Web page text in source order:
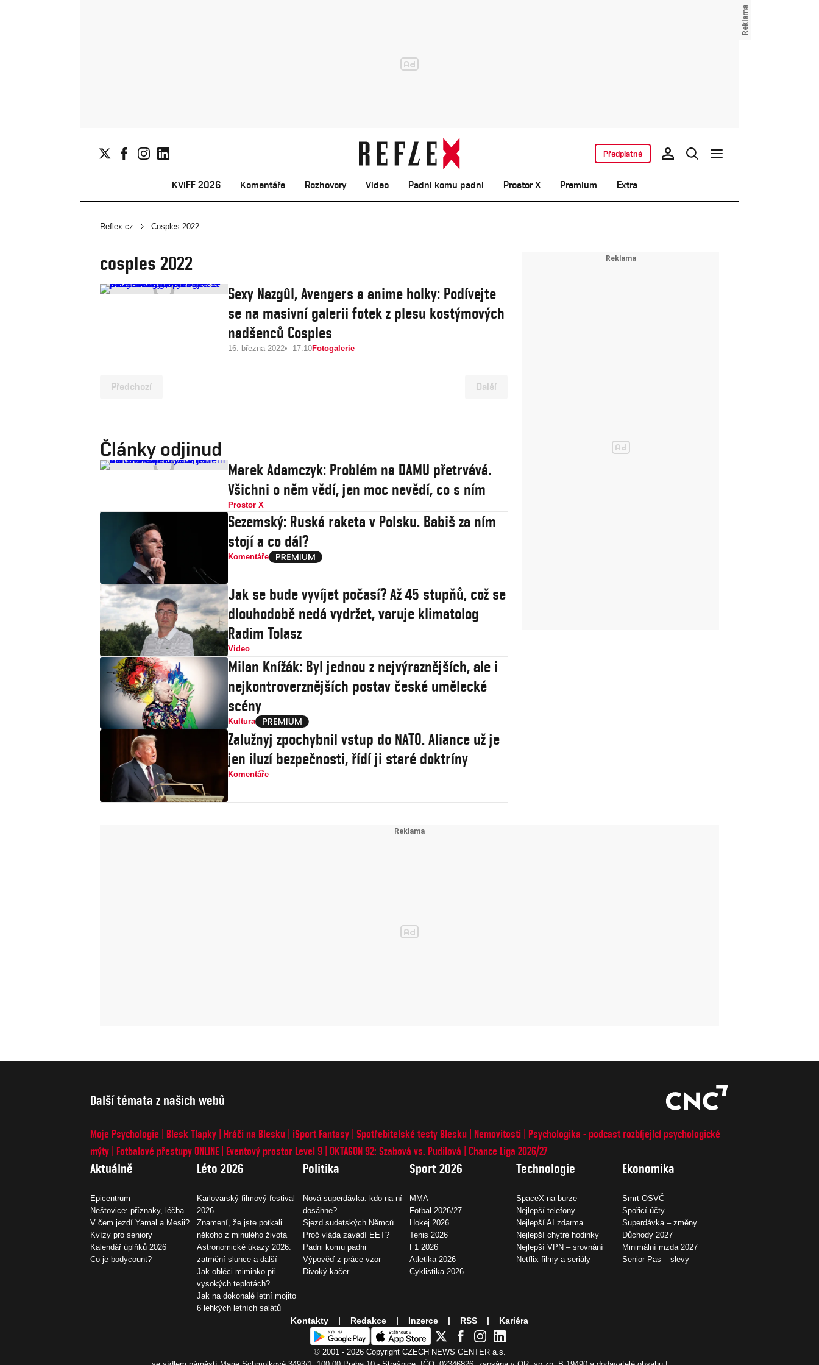
KVIFF 2026 Komentáře Rozhovory Video Padni komu padni Prostor X Premium Extra
Předplatné
Reflex.cz Cosples 2022
cosples 2022
Sexy Nazgûl, Avengers a anime holky: Podívejte
se na masivní galerii fotek z plesu kostýmových
nadšenců Cosples
16. března 2022 17:10Fotogalerie
Předchozí Další
Články odjinud
Marek Adamczyk: Problém na DAMU přetrvává.
Všichni o něm vědí, jen moc nevědí, co s ním
Prostor X
Sezemský: Ruská raketa v Polsku. Babiš za ním
stojí a co dál?
Komentáře
Jak se bude vyvíjet počasí? Až 45 stupňů, což se
dlouhodobě nedá vydržet, varuje klimatolog
Radim Tolasz
Video
Milan Knížák: Byl jednou z nejvýraznějších, ale i
nejkontroverznějších postav české umělecké
scény
Kultura
Zalužnyj zpochybnil vstup do NATO. Aliance už je
jen iluzí bezpečnosti, řídí ji staré doktríny
Komentáře
Další témata z našich webů
Moje Psychologie Blesk Tlapky Hráči na Blesku iSport Fantasy Spotřebitelské testy Blesku Nemovitosti
Psychologika - podcast rozbíjející psychologické
mýty
Fotbalové přestupy ONLINE Eventový prostor Level 9 OKTAGON 92: Szabová vs. Pudilová Chance Liga 2026/27
Aktuálně
Epicentrum
Neštovice: příznaky, léčba
V čem jezdí Yamal a Mesii?
Kvízy pro seniory
Kalendář úplňků 2026
Co je bodycount?
Léto 2026
Karlovarský filmový festival
2026
Znamení, že jste potkali
někoho z minulého života
Astronomické úkazy 2026:
zatmění slunce a další
Jak obléci miminko při
vysokých teplotách?
Jak na dokonalé letní mojito
6 lehkých letních salátů
Politika
Nová superdávka: kdo na ní
dosáhne?
Sjezd sudetských Němců
Proč vláda zavádí EET?
Padni komu padni
Výpověď z práce vzor
Divoký kačer
Sport 2026
MMA
Fotbal 2026/27
Hokej 2026
Tenis 2026
F1 2026
Atletika 2026
Cyklistika 2026
Technologie
SpaceX na burze
Nejlepší telefony
Nejlepší AI zdarma
Nejlepší chytré hodinky
Nejlepší VPN – srovnání
Netflix filmy a seriály
Ekonomika
Smrt OSVČ
Spořicí účty
Superdávka – změny
Důchody 2027
Minimální mzda 2027
Senior Pas – slevy
Kontakty Redakce Inzerce RSS Kariéra
© 2001 - 2026 Copyright CZECH NEWS CENTER a.s.